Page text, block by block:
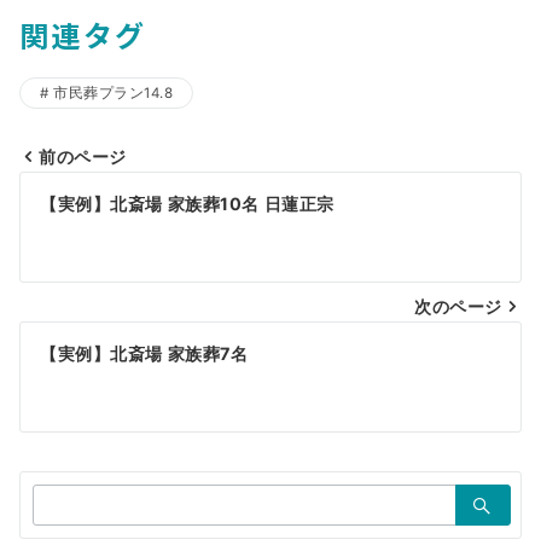
関連タグ
市民葬プラン14.8
ナ
ビ
シ
ョ
ン
前のページ
【実例】北斎場 家族葬10名 日蓮正宗
次のページ
【実例】北斎場 家族葬7名
索：